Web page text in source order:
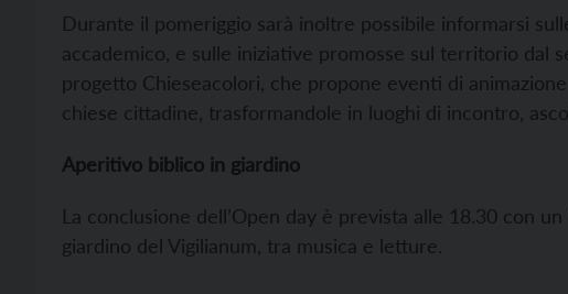
Durante il pomeriggio sarà inoltre possibile informarsi
accademico, e sulle iniziative promosse sul territorio dal
progetto Chieseacolori, che propone eventi di
chiese cittadine, trasformandole in luoghi di incontro,
Aperitivo biblico in giardino
La conclusione dell’Open day è prevista alle 18.30 con
giardino del Vigilianum, tra musica e letture.